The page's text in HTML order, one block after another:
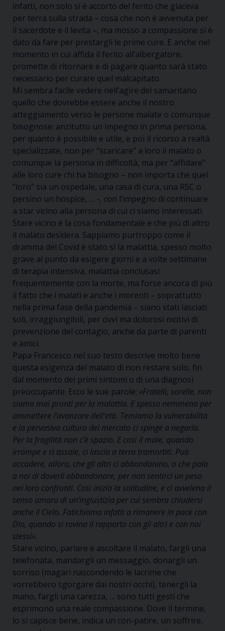
infatti, non solo si è accorto del ferito che giaceva
per terra sulla strada – cosa che non è avvenuta per
il sacerdote e il levita –, ma mosso a compassione si è
dato da fare per prestargli le prime cure. E anche nel
momento in cui affida il ferito all’albergatore,
promette di ritornare e di pagare quanto sarà stato
necessario per curare quel malcapitato.
Mi sembra facile vedere nell’agire del samaritano
quello che dovrebbe essere anche il nostro
atteggiamento verso le persone malate o comunque
bisognose: anzitutto un impegno in prima persona,
per quanto è possibile e utile, e poi il ricorso a realtà
specializzate, non per “scaricare” a loro il malato o
comunque la persona in difficoltà, ma per “affidare”
alle loro cure chi ha bisogno – non importa che quel
“loro” sia un ospedale, una casa di cura, una RSC o
persino un hospice, … -, con l’impegno di continuare
a star vicino alla persona di cui ci siamo interessati.
Stare vicino è la cosa fondamentale e che più di altro
il malato desidera. Sappiamo purtroppo come il
dramma del Covid è stato sì la malattia, spesso molto
grave al punto da esigere giorni e a volte settimane
di terapia intensiva, malattia conclusasi
frequentemente con la morte, ma forse ancora di più
il fatto che i malati e anche i morenti – soprattutto
nella prima fase della pandemia – siano stati lasciati
soli, irraggiungibili, per ovvi ma dolorosi motivi di
prevenzione del contagio, anche da parte di parenti
e amici.
Papa Francesco nel suo testo descrive molto bene
questa esigenza del malato di non restare solo, fin
dal momento dei primi sintomi o di una diagnosi
preoccupante. Ecco le sue parole: «Fratelli, sorelle, non
siamo mai pronti per la malattia. E spesso nemmeno per
ammettere l’avanzare dell’età. Temiamo la vulnerabilità
e la pervasiva cultura del mercato ci spinge a negarla.
Per la fragilità non c’è spazio. E così il male, quando
irrompe e ci assale, ci lascia a terra tramortiti. Può
accadere, allora, che gli altri ci abbandonino, o che paia
a noi di doverli abbandonare, per non sentirci un peso
nei loro confronti. Così inizia la solitudine, e ci avvelena il
senso amaro di un’ingiustizia per cui sembra chiudersi
anche il Cielo. Fatichiamo infatti a rimanere in pace con
Dio, quando si rovina il rapporto con gli altri e con noi
stessi».
Stare vicino, parlare e ascoltare il malato, fargli una
telefonata, mandargli un messaggio, donargli un
sorriso (magari nascondendo le lacrime che
vorrebbero sgorgare dai nostri occhi), tenergli la
mano, fargli una carezza, … sono tutti gesti che
esprimono una reale compassione. Dove il termine,
lo si capisce bene, indica un con-patire, un soffrire,